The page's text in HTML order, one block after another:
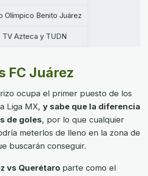
Olímpico Benito Juárez
TV Azteca y TUDN
FC Juárez
ocupa el primer puesto de los
Liga MX, y sabe que la diferencia
de goles, por lo que cualquier
meterlos de lleno en la zona de
buscarán conseguir.
vs Querétaro parte como el